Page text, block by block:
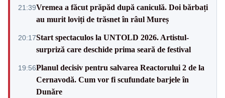
21:39Vremea a făcut prăpăd după caniculă. Doi bărbați
au murit loviți de trăsnet în râul Mureș
20:17Start spectaculos la UNTOLD 2026. Artistul-
surpriză care deschide prima seară de festival
19:56Planul decisiv pentru salvarea Reactorului 2 de la
Cernavodă. Cum vor fi scufundate barjele în
Dunăre